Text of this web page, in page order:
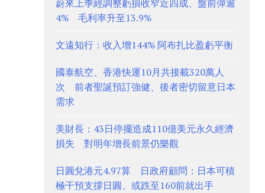
蔚來上季經調整虧損收窄近四成、盤前彈逾
4% 毛利率升至13.9%
文遠知行：收入增144% 阿布扎比盈虧平衡
國泰航空、香港快運10月共接載320萬人
次 前者聖誕預訂強健、後者密切留意日本
需求
美財長：43日停擺造成110億美元永久經濟
損失 對明年增長前景仍樂觀
日圓兌港元4.97算 日政府顧問：日本可積
極干預支撐日圓、或跌至160前就出手